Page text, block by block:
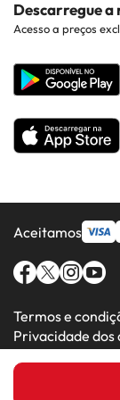
Costa da luz
Hotéis em
Todos os Hotéis
Web corporativa
Descarregue a
Acesso a preços
Aceitamos
Termos e
Privacidade dos
Amimir.com (C)